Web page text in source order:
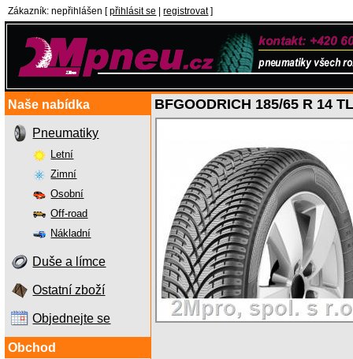
Zákazník: nepřihlášen [přihlásit se |registrovat]
Naše nabídka
Pneumatiky
Letní
Zimní
Osobní
Off-road
Nákladní
Duše a límce
Ostatní zboží
Objednejte se
Obchod
BFGOODRICH 185/65 R 14